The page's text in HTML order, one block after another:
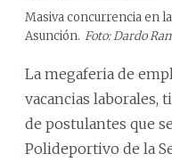
Masiva concurrencia en
Asunción. Foto: Dardo
La megaferia de
vacancias laborales,
de postulantes que
Polideportivo de la